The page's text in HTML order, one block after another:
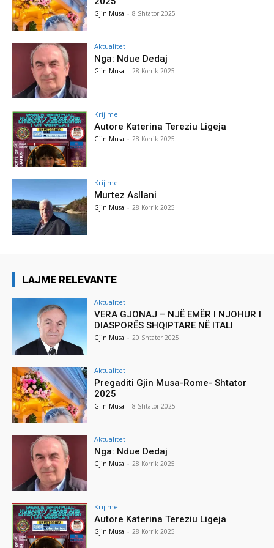
Gjin Musa - 8 Shtator 2025
Aktualitet
Nga: Ndue Dedaj
Gjin Musa - 28 Korrik 2025
Krijime
Autore Katerina Tereziu Ligeja
Gjin Musa - 28 Korrik 2025
Krijime
Murtez Asllani
Gjin Musa - 28 Korrik 2025
LAJME RELEVANTE
Aktualitet
VERA GJONAJ – NJË EMËR I NJOHUR I
DIASPORËS SHQIPTARE NË ITALI
Gjin Musa - 20 Shtator 2025
Aktualitet
Pregaditi Gjin Musa-Rome- Shtator
2025
Gjin Musa - 8 Shtator 2025
Aktualitet
Nga: Ndue Dedaj
Gjin Musa - 28 Korrik 2025
Krijime
Autore Katerina Tereziu Ligeja
Gjin Musa - 28 Korrik 2025